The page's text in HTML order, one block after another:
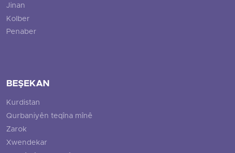
Jinan
Kolber
Penaber
BEŞEKAN
Kurdistan
Qurbaniyên teqîna mînê
Zarok
Xwendekar